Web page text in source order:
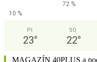
72 %
10 %
PI
23°
SO
22°
MAGAZÍN 40PLUS a